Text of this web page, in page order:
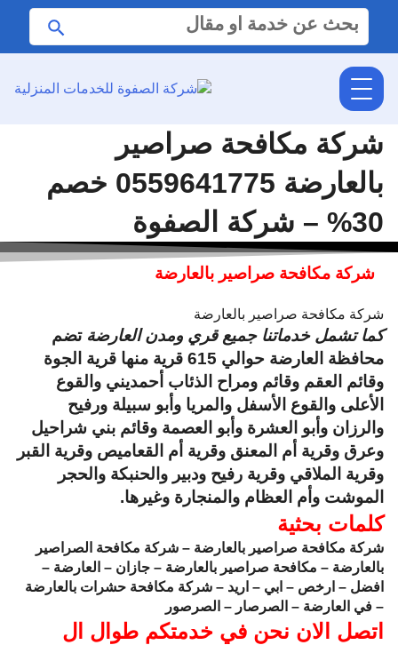
البحث
عن:
شركة مكافحة صراصير
بالعارضة 0559641775 خصم
30% – شركة الصفوة
شركة مكافحة صراصير بالعارضة
شركة مكافحة صراصير بالعارضة
كما تشمل خدماتنا جميع قري ومدن العارضةتضم
محافظة العارضة حوالي 615 قرية منها قرية الجوة
وقائم العقم وقائم ومراح الذئاب أحمديني والقوع
الأعلى والقوع الأسفل والمريا وأبو سبيلة ورفيح
والرزان وأبو العشرة وأبو العصمة وقائم بني شراحيل
وعرق وقرية أم المعنق وقرية أم القعاميص وقرية القبر
وقرية الملاقي وقرية رفيح ودبير والحنبكة والحجر
الموشت وأم العظام والمنجارة وغيرها.
كلمات بحثية
شركة مكافحة صراصير بالعارضة – شركة مكافحة الصراصير
بالعارضة – مكافحة صراصير بالعارضة – جازان – العارضة –
افضل – ارخص – ابي – اريد – شركة مكافحة حشرات بالعارضة
– في العارضة – الصرصار – الصرصور
اتصل الان نحن في خدمتكم طوال ال